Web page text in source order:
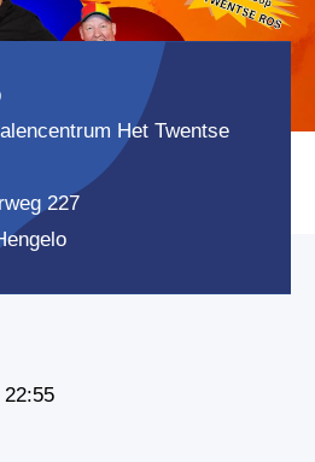
Het Twentse
227